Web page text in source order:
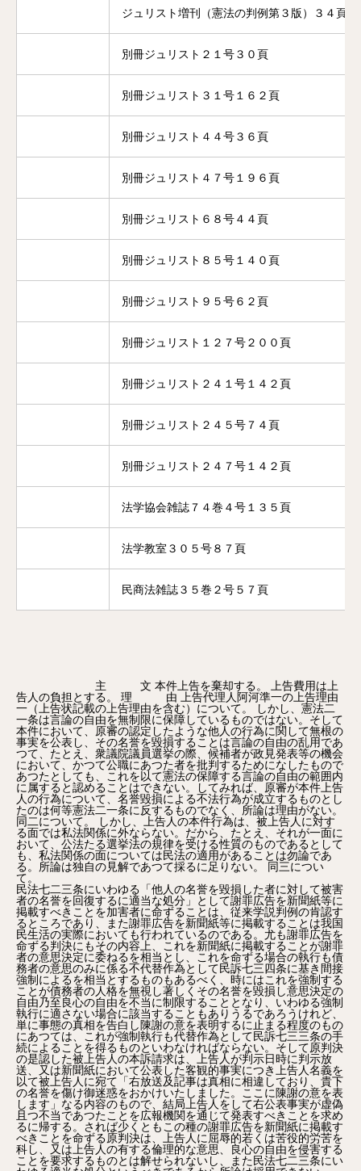
ジュリスト増刊（憲法の判例第３版）３４頁
別冊ジュリスト２１号３０頁
別冊ジュリスト３１号１６２頁
別冊ジュリスト４４号３６頁
別冊ジュリスト４７号１９６頁
別冊ジュリスト６８号４４頁
別冊ジュリスト８５号１４０頁
別冊ジュリスト９５号６２頁
別冊ジュリスト１２７号２００頁
別冊ジュリスト２４１号１４２頁
別冊ジュリスト２４５号７４頁
別冊ジュリスト２４７号１４２頁
法学協会雑誌７４巻４号１３５頁
法学教室３０５号８７頁
民商法雑誌３５巻２号５７頁
主 文 本件上告を棄却する。 上告費用は上
告人の負担とする。 理 由 上告代理人阿河準一の上告理由
一（上告状記載の上告理由を含む）について。 しかし、憲法二
一条は言論の自由を無制限に保障しているものではない。そして
本件において、原審の認定したような他人の行為に関して無根の
事実を公表し、その名誉を毀損することは言論の自由の乱用であ
つて、たとえ、衆議院議員選挙の際、候補者が政見発表等の機会
において、かつて公職にあつた者を批判するためになしたもので
あつたとしても、これを以て憲法の保障する言論の自由の範囲内
に属すると認めることはできない。してみれば、原審が本件上告
人の行為について、名誉毀損による不法行為が成立するものとし
たのは何等憲法二一条に反するものでなく、所論は理由がない。
同二について。 しかし、上告人の本件行為は、被上告人に対す
る面では私法関係に外ならない。だから、たとえ、それが一面に
おいて、公法たる選挙法の規律を受ける性質のものであるとして
も、私法関係の面については民法の適用があることは勿論であ
る。所論は独自の見解であつて採るに足りない。 同三につい
て。
民法七二三条にいわゆる「他人の名誉を毀損した者に対して被害
者の名誉を回復するに適当な処分」として謝罪広告を新聞紙等に
掲載すべきことを加害者に命ずることは、従来学説判例の肯認す
るところであり、また謝罪広告を新聞紙等に掲載することは我国
民生活の実際においても行われているのである。尤も謝罪広告を
命ずる判決にもその内容上、これを新聞紙に掲載することが謝罪
者の意思決定に委ねるを相当とし、これを命ずる場合の執行も債
務者の意思のみに係る不代替作為として民訴七三四条に基き間接
強制によるを相当とするものもあるべく、時にはこれを強制する
ことが債務者の人格を無視し著しくその名誉を毀損し意思決定の
自由乃至良心の自由を不当に制限することとなり、いわゆる強制
執行に適さない場合に該当することもありうるであろうけれど、
単に事態の真相を告白し陳謝の意を表明するに止まる程度のもの
にあつては、これが強制執行も代替作為として民訴七三三条の手
続によることを得るものといわなければならない。そして原判決
の是認した被上告人の本訴請求は、上告人が判示日時に判示放
送、又は新聞紙において公表した客観的事実につき上告人名義を
以て被上告人に宛て「右放送及記事は真相に相違しており、貴下
の名誉を傷け御迷惑をおかけいたしました。ここに陳謝の意を表
します」なる内容のもので、結局上告人をして右公表事実が虚偽
且つ不当であつたことを広報機関を通じて発表すべきことを求め
るに帰する。されば少くともこの種の謝罪広告を新聞紙に掲載す
べきことを命ずる原判決は、上告人に屈辱的若くは苦役的労苦を
科し、又は上告人の有する倫理的な意思、良心の自由を侵害する
ことを要求するものとは解せられないし、また民法七二三条にい